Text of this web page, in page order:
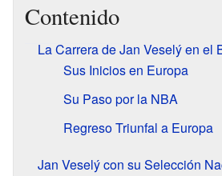
Contenido
La Carrera de Jan Veselý en el
Sus Inicios en Europa
Su Paso por la NBA
Regreso Triunfal a Europa
Jan Veselý con su Selección